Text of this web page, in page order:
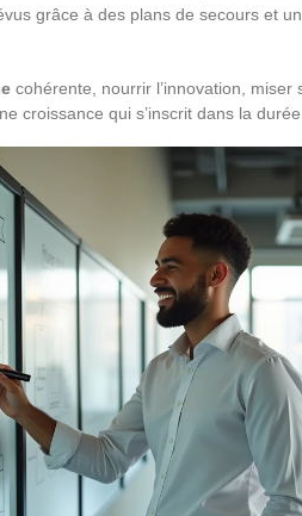
grâce à des plans de secours et
cohérente, nourrir l’innovation,
croissance qui s’inscrit dans la durée.